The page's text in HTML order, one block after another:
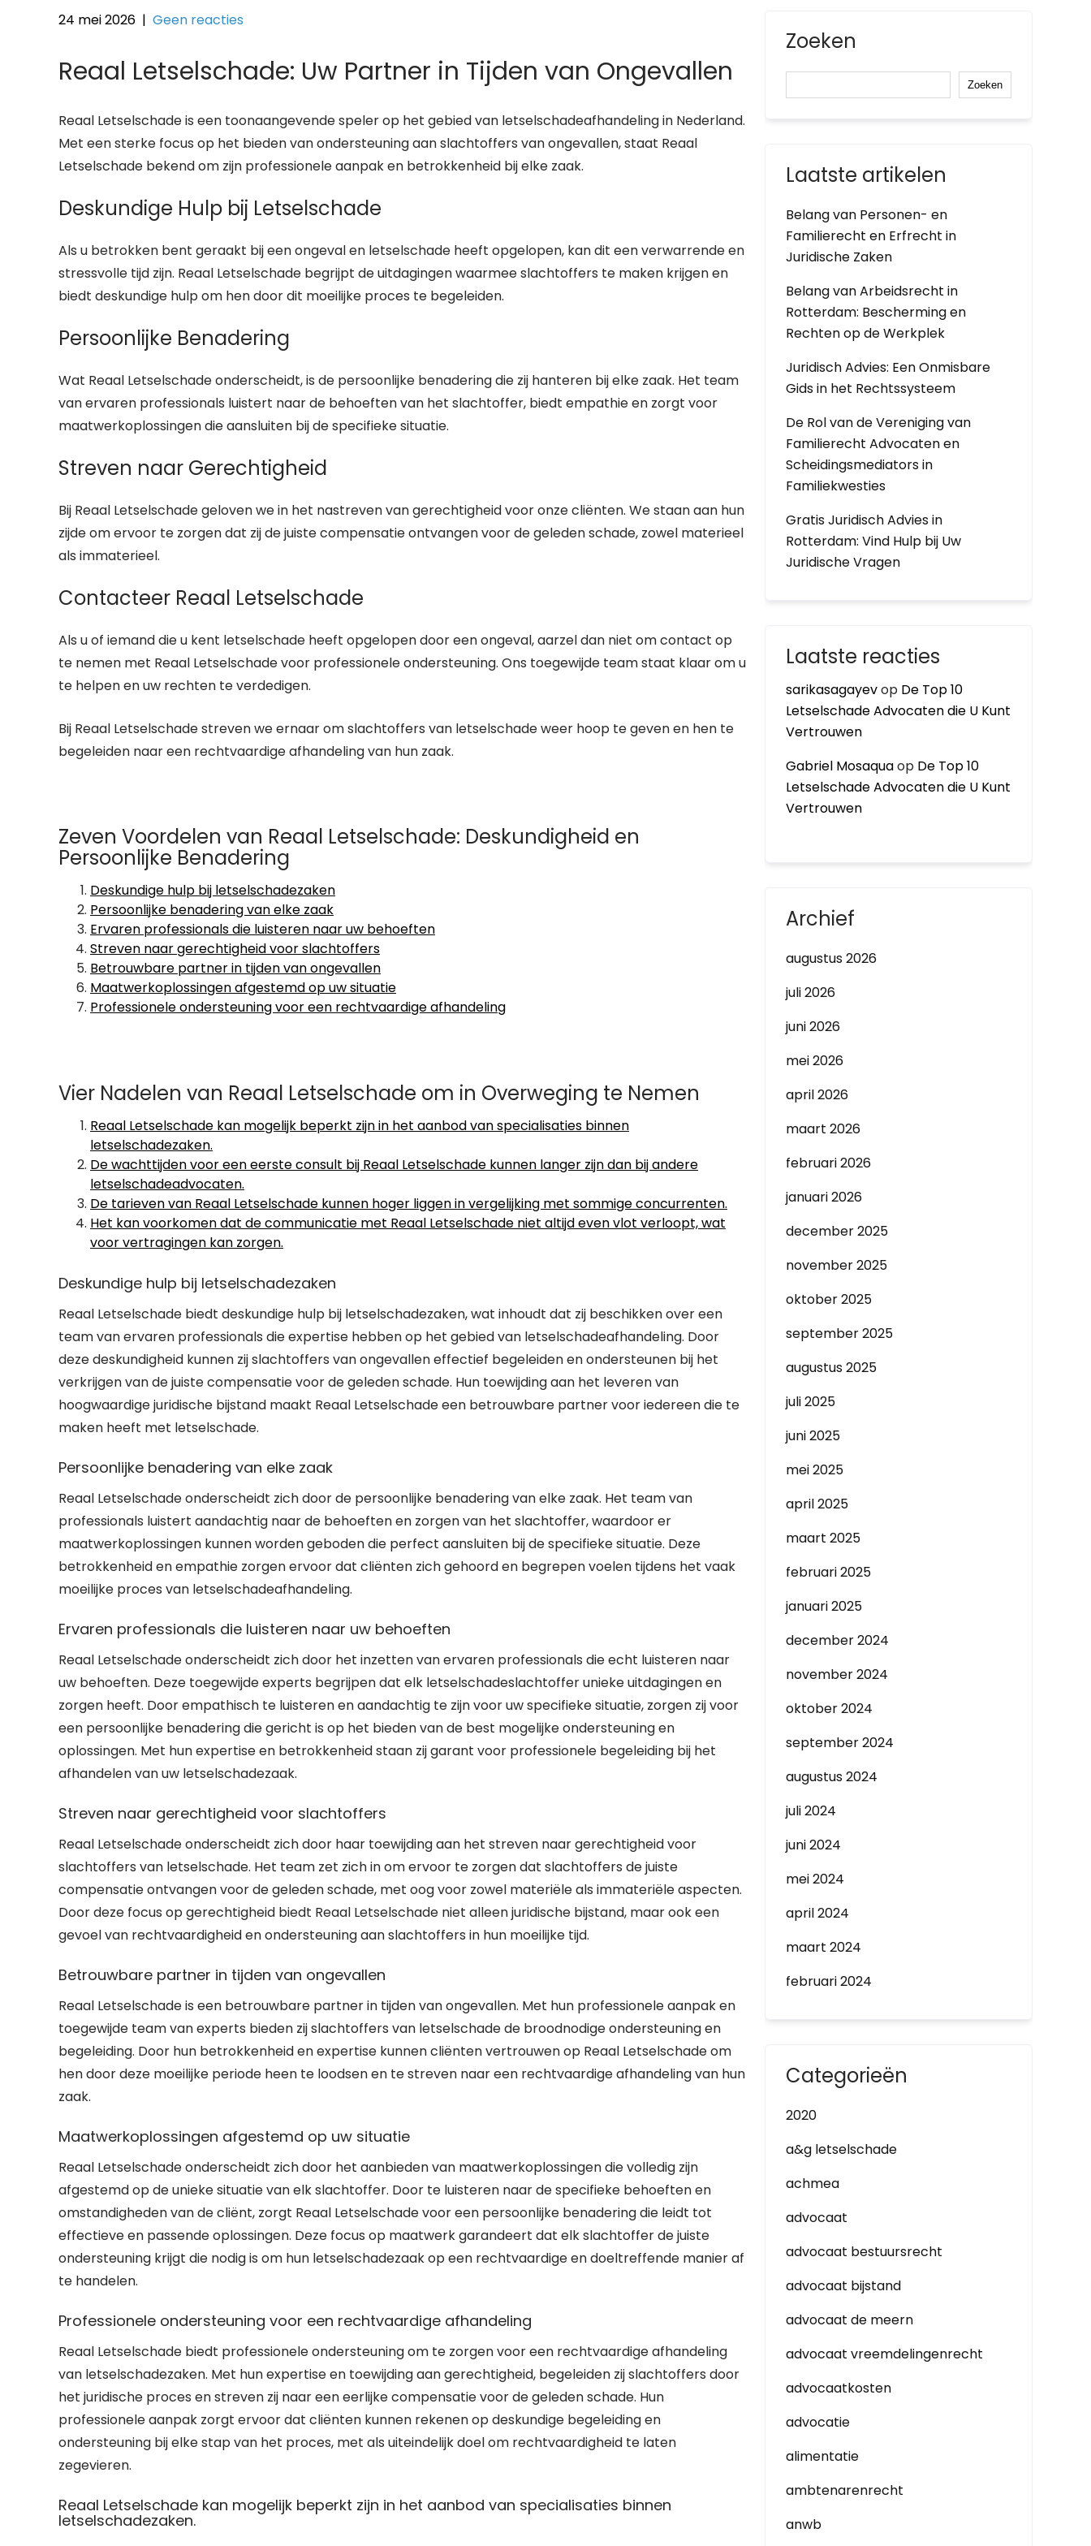
24 mei 2026 | Geen reacties
Reaal Letselschade: Uw Partner in Tijden van Ongevallen
Reaal Letselschade is een toonaangevende speler op het gebied van letselschadeafhandeling in Nederland.
Met een sterke focus op het bieden van ondersteuning aan slachtoffers van ongevallen, staat Reaal
Letselschade bekend om zijn professionele aanpak en betrokkenheid bij elke zaak.
Deskundige Hulp bij Letselschade
Als u betrokken bent geraakt bij een ongeval en letselschade heeft opgelopen, kan dit een verwarrende en
stressvolle tijd zijn. Reaal Letselschade begrijpt de uitdagingen waarmee slachtoffers te maken krijgen en
biedt deskundige hulp om hen door dit moeilijke proces te begeleiden.
Persoonlijke Benadering
Wat Reaal Letselschade onderscheidt, is de persoonlijke benadering die zij hanteren bij elke zaak. Het team
van ervaren professionals luistert naar de behoeften van het slachtoffer, biedt empathie en zorgt voor
maatwerkoplossingen die aansluiten bij de specifieke situatie.
Streven naar Gerechtigheid
Bij Reaal Letselschade geloven we in het nastreven van gerechtigheid voor onze cliënten. We staan aan hun
zijde om ervoor te zorgen dat zij de juiste compensatie ontvangen voor de geleden schade, zowel materieel
als immaterieel.
Contacteer Reaal Letselschade
Als u of iemand die u kent letselschade heeft opgelopen door een ongeval, aarzel dan niet om contact op
te nemen met Reaal Letselschade voor professionele ondersteuning. Ons toegewijde team staat klaar om u
te helpen en uw rechten te verdedigen.
Bij Reaal Letselschade streven we ernaar om slachtoffers van letselschade weer hoop te geven en hen te
begeleiden naar een rechtvaardige afhandeling van hun zaak.
Zeven Voordelen van Reaal Letselschade: Deskundigheid en
Persoonlijke Benadering
Deskundige hulp bij letselschadezaken
Persoonlijke benadering van elke zaak
Ervaren professionals die luisteren naar uw behoeften
Streven naar gerechtigheid voor slachtoffers
Betrouwbare partner in tijden van ongevallen
Maatwerkoplossingen afgestemd op uw situatie
Professionele ondersteuning voor een rechtvaardige afhandeling
Vier Nadelen van Reaal Letselschade om in Overweging te Nemen
Reaal Letselschade kan mogelijk beperkt zijn in het aanbod van specialisaties binnen
letselschadezaken.
De wachttijden voor een eerste consult bij Reaal Letselschade kunnen langer zijn dan bij andere
letselschadeadvocaten.
De tarieven van Reaal Letselschade kunnen hoger liggen in vergelijking met sommige concurrenten.
Het kan voorkomen dat de communicatie met Reaal Letselschade niet altijd even vlot verloopt, wat
voor vertragingen kan zorgen.
Deskundige hulp bij letselschadezaken
Reaal Letselschade biedt deskundige hulp bij letselschadezaken, wat inhoudt dat zij beschikken over een
team van ervaren professionals die expertise hebben op het gebied van letselschadeafhandeling. Door
deze deskundigheid kunnen zij slachtoffers van ongevallen effectief begeleiden en ondersteunen bij het
verkrijgen van de juiste compensatie voor de geleden schade. Hun toewijding aan het leveren van
hoogwaardige juridische bijstand maakt Reaal Letselschade een betrouwbare partner voor iedereen die te
maken heeft met letselschade.
Persoonlijke benadering van elke zaak
Reaal Letselschade onderscheidt zich door de persoonlijke benadering van elke zaak. Het team van
professionals luistert aandachtig naar de behoeften en zorgen van het slachtoffer, waardoor er
maatwerkoplossingen kunnen worden geboden die perfect aansluiten bij de specifieke situatie. Deze
betrokkenheid en empathie zorgen ervoor dat cliënten zich gehoord en begrepen voelen tijdens het vaak
moeilijke proces van letselschadeafhandeling.
Ervaren professionals die luisteren naar uw behoeften
Reaal Letselschade onderscheidt zich door het inzetten van ervaren professionals die echt luisteren naar
uw behoeften. Deze toegewijde experts begrijpen dat elk letselschadeslachtoffer unieke uitdagingen en
zorgen heeft. Door empathisch te luisteren en aandachtig te zijn voor uw specifieke situatie, zorgen zij voor
een persoonlijke benadering die gericht is op het bieden van de best mogelijke ondersteuning en
oplossingen. Met hun expertise en betrokkenheid staan zij garant voor professionele begeleiding bij het
afhandelen van uw letselschadezaak.
Streven naar gerechtigheid voor slachtoffers
Reaal Letselschade onderscheidt zich door haar toewijding aan het streven naar gerechtigheid voor
slachtoffers van letselschade. Het team zet zich in om ervoor te zorgen dat slachtoffers de juiste
compensatie ontvangen voor de geleden schade, met oog voor zowel materiële als immateriële aspecten.
Door deze focus op gerechtigheid biedt Reaal Letselschade niet alleen juridische bijstand, maar ook een
gevoel van rechtvaardigheid en ondersteuning aan slachtoffers in hun moeilijke tijd.
Betrouwbare partner in tijden van ongevallen
Reaal Letselschade is een betrouwbare partner in tijden van ongevallen. Met hun professionele aanpak en
toegewijde team van experts bieden zij slachtoffers van letselschade de broodnodige ondersteuning en
begeleiding. Door hun betrokkenheid en expertise kunnen cliënten vertrouwen op Reaal Letselschade om
hen door deze moeilijke periode heen te loodsen en te streven naar een rechtvaardige afhandeling van hun
zaak.
Maatwerkoplossingen afgestemd op uw situatie
Reaal Letselschade onderscheidt zich door het aanbieden van maatwerkoplossingen die volledig zijn
afgestemd op de unieke situatie van elk slachtoffer. Door te luisteren naar de specifieke behoeften en
omstandigheden van de cliënt, zorgt Reaal Letselschade voor een persoonlijke benadering die leidt tot
effectieve en passende oplossingen. Deze focus op maatwerk garandeert dat elk slachtoffer de juiste
ondersteuning krijgt die nodig is om hun letselschadezaak op een rechtvaardige en doeltreffende manier af
te handelen.
Professionele ondersteuning voor een rechtvaardige afhandeling
Reaal Letselschade biedt professionele ondersteuning om te zorgen voor een rechtvaardige afhandeling
van letselschadezaken. Met hun expertise en toewijding aan gerechtigheid, begeleiden zij slachtoffers door
het juridische proces en streven zij naar een eerlijke compensatie voor de geleden schade. Hun
professionele aanpak zorgt ervoor dat cliënten kunnen rekenen op deskundige begeleiding en
ondersteuning bij elke stap van het proces, met als uiteindelijk doel om rechtvaardigheid te laten
zegevieren.
Reaal Letselschade kan mogelijk beperkt zijn in het aanbod van specialisaties binnen
letselschadezaken.
Zoeken
Zoeken
Laatste artikelen
Belang van Personen- en
Familierecht en Erfrecht in
Juridische Zaken
Belang van Arbeidsrecht in
Rotterdam: Bescherming en
Rechten op de Werkplek
Juridisch Advies: Een Onmisbare
Gids in het Rechtssysteem
De Rol van de Vereniging van
Familierecht Advocaten en
Scheidingsmediators in
Familiekwesties
Gratis Juridisch Advies in
Rotterdam: Vind Hulp bij Uw
Juridische Vragen
Laatste reacties
sarikasagayevop De Top 10
Letselschade Advocaten die U Kunt
Vertrouwen
Gabriel Mosaquaop De Top 10
Letselschade Advocaten die U Kunt
Vertrouwen
Archief
augustus 2026
juli 2026
juni 2026
mei 2026
april 2026
maart 2026
februari 2026
januari 2026
december 2025
november 2025
oktober 2025
september 2025
augustus 2025
juli 2025
juni 2025
mei 2025
april 2025
maart 2025
februari 2025
januari 2025
december 2024
november 2024
oktober 2024
september 2024
augustus 2024
juli 2024
juni 2024
mei 2024
april 2024
maart 2024
februari 2024
Categorieën
2020
a&g letselschade
achmea
advocaat
advocaat bestuursrecht
advocaat bijstand
advocaat de meern
advocaat vreemdelingenrecht
advocaatkosten
advocatie
alimentatie
ambtenarenrecht
anwb